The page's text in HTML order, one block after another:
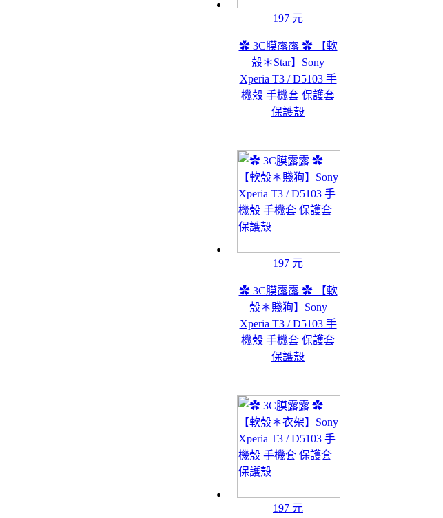
197 元
✿ 3C膜露露 ✿ 【軟
殼＊Star】Sony
Xperia T3 / D5103 手
機殼 手機套 保護套
保護殼
197 元
✿ 3C膜露露 ✿ 【軟
殼＊賤狗】Sony
Xperia T3 / D5103 手
機殼 手機套 保護套
保護殼
197 元